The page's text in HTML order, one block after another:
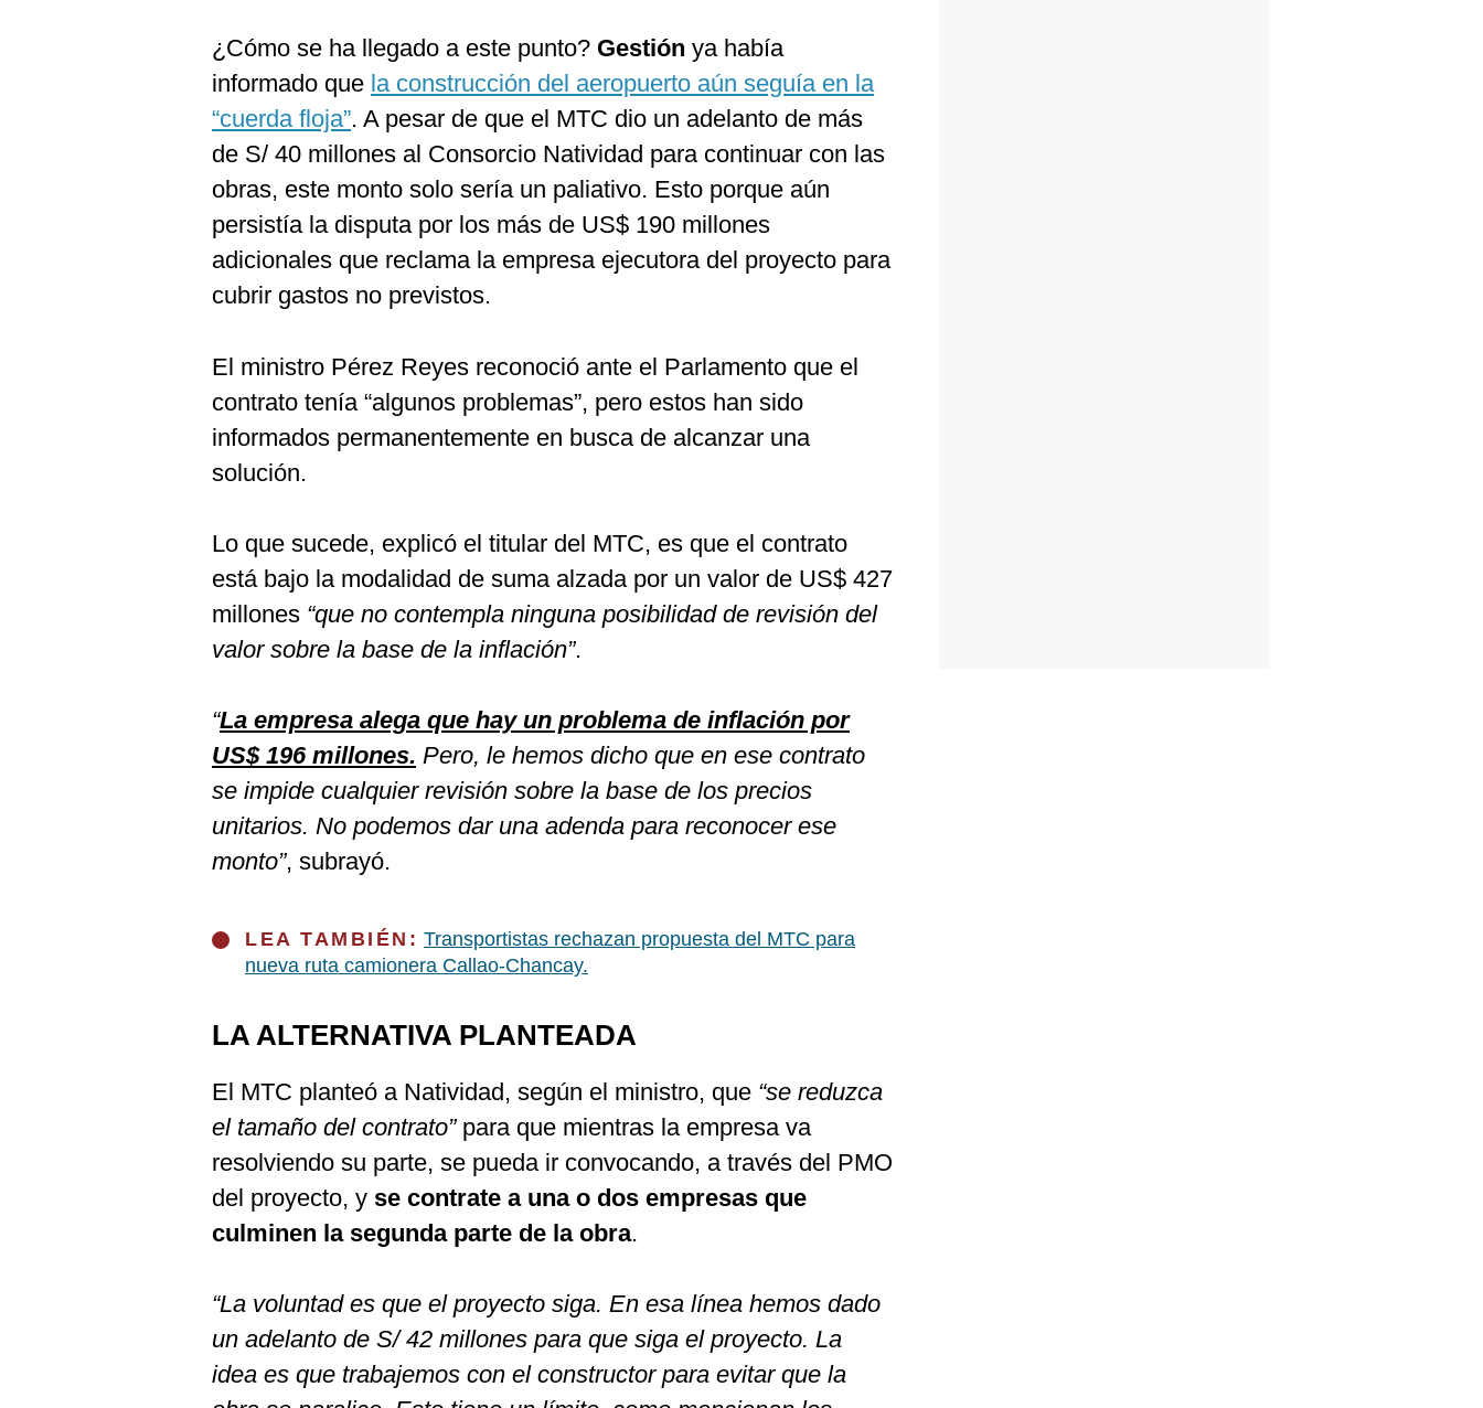
¿Cómo se ha llegado a este punto? Gestión ya había
informado que la construcción del aeropuerto aún seguía en la
“cuerda floja”. A pesar de que el MTC dio un adelanto de más
de S/ 40 millones al Consorcio Natividad para continuar con las
obras, este monto solo sería un paliativo. Esto porque aún
persistía la disputa por los más de US$ 190 millones
adicionales que reclama la empresa ejecutora del proyecto para
cubrir gastos no previstos.
El ministro Pérez Reyes reconoció ante el Parlamento que el
contrato tenía “algunos problemas”, pero estos han sido
informados permanentemente en busca de alcanzar una
solución.
Lo que sucede, explicó el titular del MTC, es que el contrato
está bajo la modalidad de suma alzada por un valor de US$ 427
millones “que no contempla ninguna posibilidad de revisión del
valor sobre la base de la inflación”.
“La empresa alega que hay un problema de inflación por
US$ 196 millones. Pero, le hemos dicho que en ese contrato
se impide cualquier revisión sobre la base de los precios
unitarios. No podemos dar una adenda para reconocer ese
monto”, subrayó.
LEA TAMBIÉN: Transportistas rechazan propuesta del MTC para
nueva ruta camionera Callao-Chancay.
LA ALTERNATIVA PLANTEADA
El MTC planteó a Natividad, según el ministro, que “se reduzca
el tamaño del contrato”para que mientras la empresa va
resolviendo su parte, se pueda ir convocando, a través del PMO
del proyecto, y se contrate a una o dos empresas que
culminen la segunda parte de la obra.
“La voluntad es que el proyecto siga. En esa línea hemos dado
un adelanto de S/ 42 millones para que siga el proyecto. La
idea es que trabajemos con el constructor para evitar que la